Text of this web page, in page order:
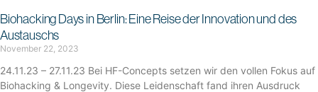
Biohacking Days in Berlin: Eine Reise der Innovation und des
Austauschs
November 22, 2023
24.11.23 – 27.11.23 Bei HF-Concepts setzen wir den vollen Fokus auf
Biohacking & Longevity. Diese Leidenschaft fand ihren Ausdruck